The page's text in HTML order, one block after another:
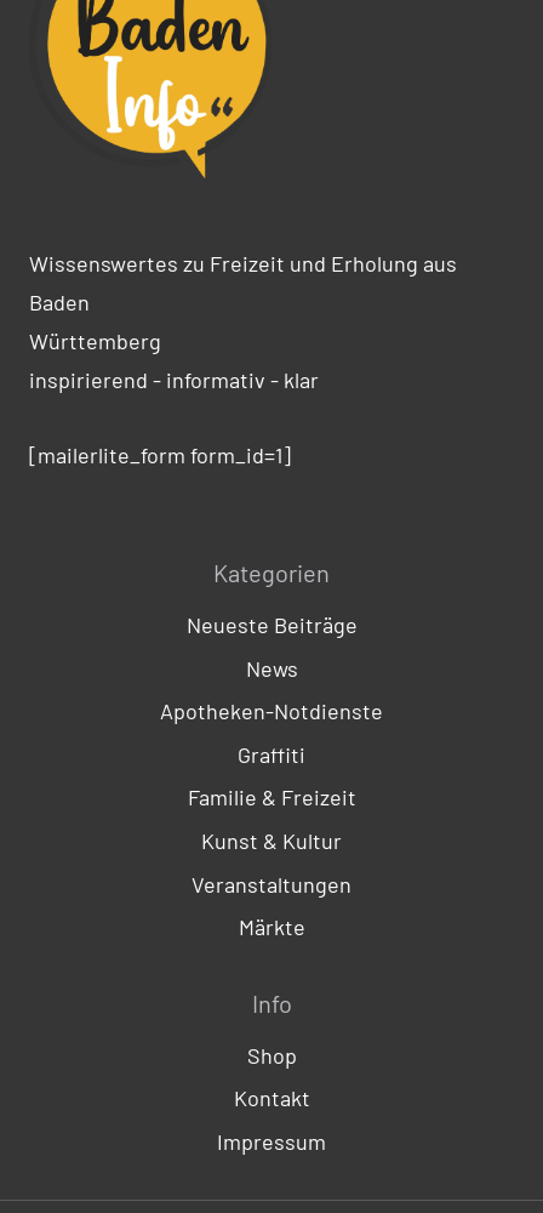
Wissenswertes zu Freizeit und Erholung aus
Baden
Württemberg
inspirierend - informativ - klar
[mailerlite_form form_id=1]
Kategorien
Neueste Beiträge
News
Apotheken-Notdienste
Graffiti
Familie & Freizeit
Kunst & Kultur
Veranstaltungen
Märkte
Info
Shop
Kontakt
Impressum